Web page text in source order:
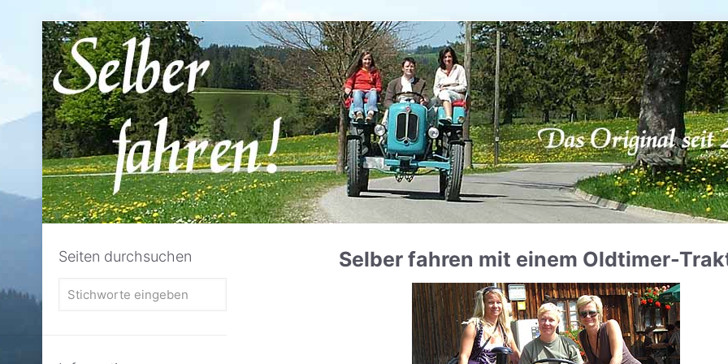
Selber fahren mit einem Oldtimer-
Seiten durchsuchen